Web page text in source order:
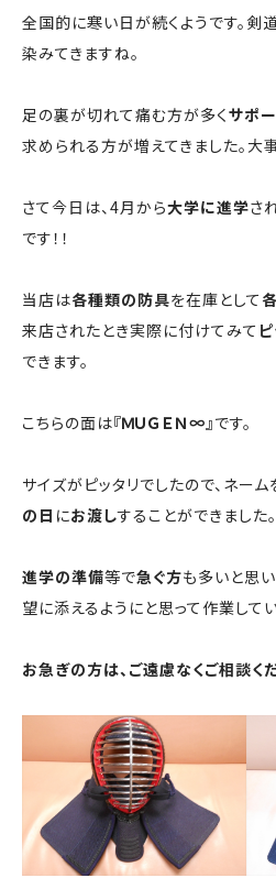
全国的に寒い日が続くようです。剣
染みてきますね。
足の裏が切れて痛む方が多くサポ
求められる方が増えてきました。大
さて今日は、4月から大学に進学さ
です！！
当店は各種類の防具を在庫として
来店されたとき実際に付けてみて
できます。
こちらの面は『ＭＵＧＥＮ∞』です。
サイズがピッタリでしたので、ネー
の日 にお渡しすることができました。
進学の準備等で急ぐ方も多いと思
望に添えるようにと思って作業してい
お急ぎの方は、ご遠慮なくご相談く